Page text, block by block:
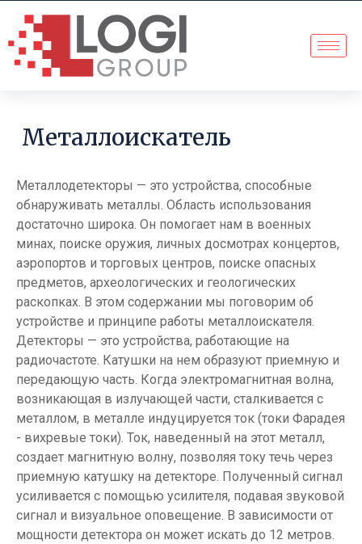
Металлоискатель
Металлодетекторы — это устройства, способные
обнаруживать металлы. Область использования
достаточно широка. Он помогает нам в военных
минах, поиске оружия, личных досмотрах концертов,
аэропортов и торговых центров, поиске опасных
предметов, археологических и геологических
раскопках. В этом содержании мы поговорим об
устройстве и принципе работы металлоискателя.
Детекторы — это устройства, работающие на
радиочастоте. Катушки на нем образуют приемную и
передающую часть. Когда электромагнитная волна,
возникающая в излучающей части, сталкивается с
металлом, в металле индуцируется ток (токи Фарадея
- вихревые токи). Ток, наведенный на этот металл,
создает магнитную волну, позволяя току течь через
приемную катушку на детекторе. Полученный сигнал
усиливается с помощью усилителя, подавая звуковой
сигнал и визуальное оповещение. В зависимости от
мощности детектора он может искать до 12 метров.